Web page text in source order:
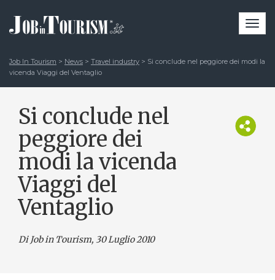
Job In Tourism > News > Travel industry > Si conclude nel peggiore dei modi la
vicenda Viaggi del Ventaglio
Si conclude nel
peggiore dei
modi la vicenda
Viaggi del
Ventaglio
Di Job in Tourism, 30 Luglio 2010